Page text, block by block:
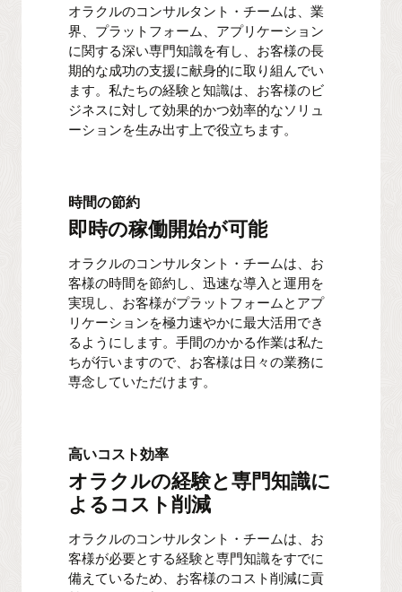
オラクルのコンサルタント・チームは、業
界、プラットフォーム、アプリケーション
に関する深い専門知識を有し、お客様の長
期的な成功の支援に献身的に取り組んでい
ます。私たちの経験と知識は、お客様のビ
ジネスに対して効果的かつ効率的なソリュ
ーションを生み出す上で役立ちます。
時間の節約
即時の稼働開始が可能
オラクルのコンサルタント・チームは、お
客様の時間を節約し、迅速な導入と運用を
実現し、お客様がプラットフォームとアプ
リケーションを極力速やかに最大活用でき
るようにします。手間のかかる作業は私た
ちが行いますので、お客様は日々の業務に
専念していただけます。
高いコスト効率
オラクルの経験と専門知識に
よるコスト削減
オラクルのコンサルタント・チームは、お
客様が必要とする経験と専門知識をすでに
備えているため、お客様のコスト削減に貢